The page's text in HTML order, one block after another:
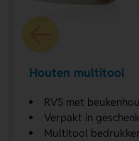
Houten multitool
RVS met
Verpakt in
Multitool